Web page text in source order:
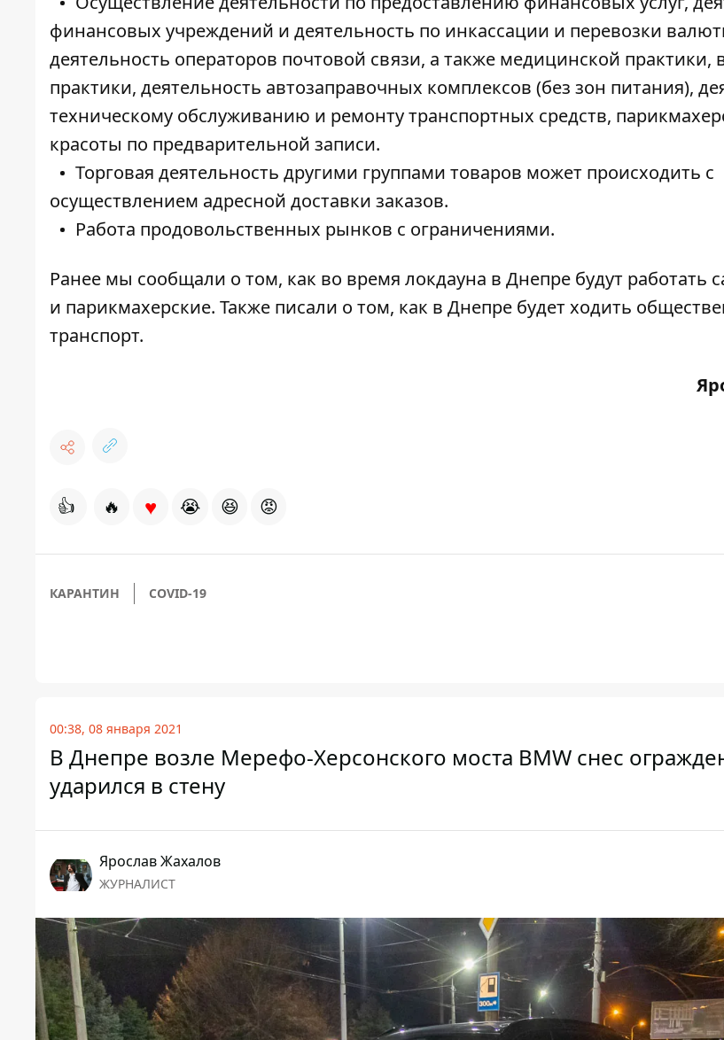
финансовых учреждений и деятельность по инкассации и перевозки
деятельность операторов почтовой связи, а также медицинской практики,
практики, деятельность автозаправочных комплексов (без зон питания),
техническому обслуживанию и ремонту транспортных средств,
красоты по предварительной записи.
Торговая деятельность другими группами товаров может происходить с
осуществлением адресной доставки заказов.
Работа продовольственных рынков с ограничениями.
Ранее мы сообщали о том, как во время локдауна в Днепре будут работать
и парикмахерские. Также писали о том, как в Днепре будет ходить
транспорт.
👍 🔥 ♥ 😭 😆 😡
КАРАНТИН COVID-19
00:38, 08 января 2021
В Днепре возле Мерефо-Херсонского моста BMW снес
ударился в стену
Ярослав Жахалов
ЖУРНАЛИСТ